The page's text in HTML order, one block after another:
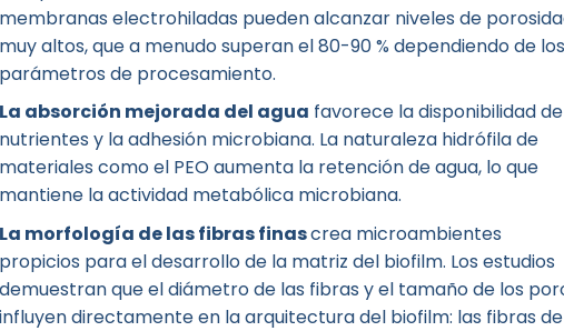
membranas electrohiladas pueden alcanzar niveles de
muy altos, que a menudo superan el 80-90 % dependiendo de los
parámetros de procesamiento.
La absorción mejorada del agua favorece la disponibilidad de
nutrientes y la adhesión microbiana. La naturaleza hidrófila de
materiales como el PEO aumenta la retención de agua, lo que
mantiene la actividad metabólica microbiana.
La morfología de las fibras finascrea microambientes
propicios para el desarrollo de la matriz del biofilm. Los estudios
demuestran que el diámetro de las fibras y el tamaño de los
influyen directamente en la arquitectura del biofilm: las fibras de